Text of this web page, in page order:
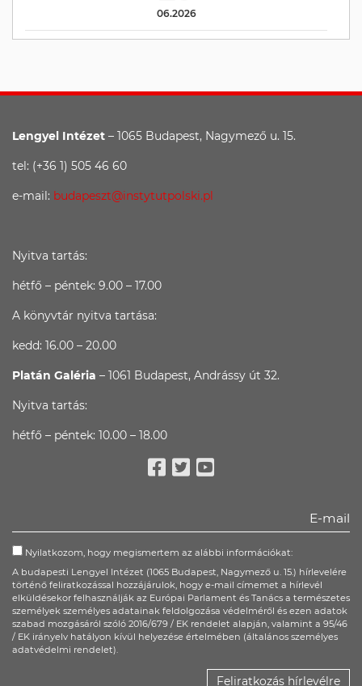
06.2026
Lengyel Intézet – 1065 Budapest, Nagymező u. 15.
tel: (+36 1) 505 46 60
e-mail: budapeszt@instytutpolski.pl
Nyitva tartás:
hétfő – péntek: 9.00 – 17.00
A könyvtár nyitva tartása:
kedd: 16.00 – 20.00
Platán Galéria – 1061 Budapest, Andrássy út 32.
Nyitva tartás:
hétfő – péntek: 10.00 – 18.00
Nyilatkozom, hogy megismertem az alábbi információkat:
A budapesti Lengyel Intézet (1065 Budapest, Nagymező u. 15.) hírlevelére
történő feliratkozással hozzájárulok, hogy e-mail címemet a hírlevél
elküldésekor felhasználják az Európai Parlament és Tanács a természetes
személyek személyes adatainak feldolgozása védelméről és ezen adatok
szabad mozgásáról szóló 2016/679 / EK rendelet alapján, valamint a 95/46
/ EK irányelv hatályon kívül helyezése értelmében (általános személyes
adatvédelmi rendelet).
Feliratkozás hírlevélre